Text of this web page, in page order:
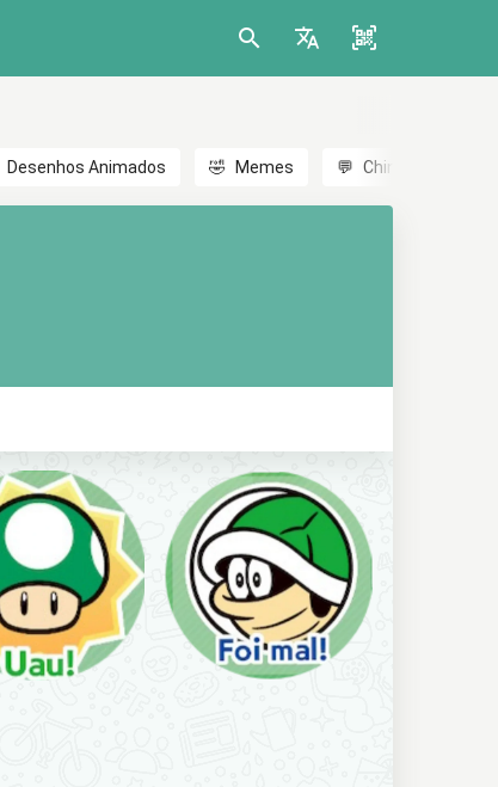
Desenhos Animados 🤣 Memes 💬 Chinês